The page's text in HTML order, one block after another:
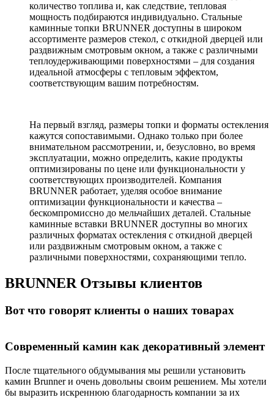
количество топлива и, как следствие, тепловая
мощность подбираются индивидуально. Стальные
каминные топки BRUNNER доступны в широком
ассортименте размеров стекол, с откидной дверцей или
раздвижным смотровым окном, а также с различными
теплоудерживающими поверхностями – для создания
идеальной атмосферы с тепловым эффектом,
соответствующим вашим потребностям.
На первый взгляд, размеры топки и форматы остекления
кажутся сопоставимыми. Однако только при более
внимательном рассмотрении, и, безусловно, во время
эксплуатации, можно определить, какие продукты
оптимизированы по цене или функциональности у
соответствующих производителей. Компания
BRUNNER работает, уделяя особое внимание
оптимизации функциональности и качества –
бескомпромиссно до мельчайших деталей. Стальные
каминные вставки BRUNNER доступны во многих
различных форматах остекления с откидной дверцей
или раздвижным смотровым окном, а также с
различными поверхностями, сохраняющими тепло.
BRUNNER Отзывы клиентов
Вот что говорят клиенты о наших товарах
Современный камин как декоративный элемент
После тщательного обдумывания мы решили установить
камин Brunner и очень довольны своим решением. Мы хотели
бы выразить искреннюю благодарность компании за их